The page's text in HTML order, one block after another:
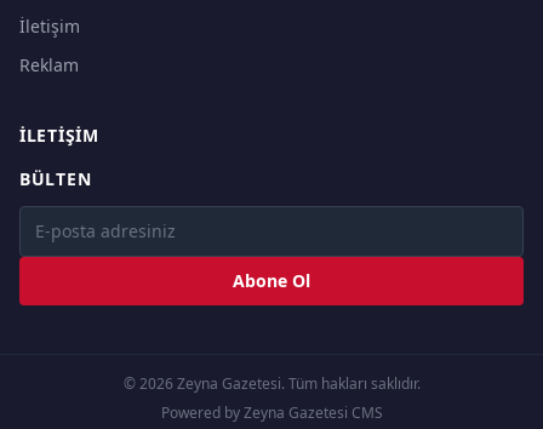
İletişim
Reklam
İLETIŞIM
BÜLTEN
Abone Ol
© 2026 Zeyna Gazetesi. Tüm hakları saklıdır.
Powered by Zeyna Gazetesi CMS